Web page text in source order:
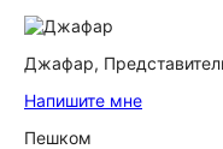
Джафар,
Напишите мне
Пешком